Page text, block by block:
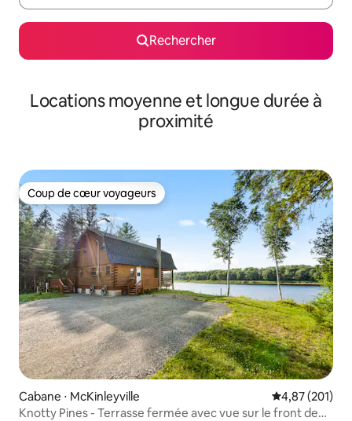
Rechercher
Locations moyenne et longue durée à
proximité
Coup de cœur voyageurs
Coup de cœur voyageurs
Cabane ⋅ McKinleyville Évaluation
4,87 (201)
Knotty Pines - Terrasse fermée avec vue sur le front de